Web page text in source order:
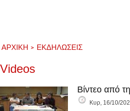
ΑΡΧΙΚΉ ΕΚΔΗΛΏΣΕΙΣ
Videos
Βίντεο από
Κυρ, 16/10/